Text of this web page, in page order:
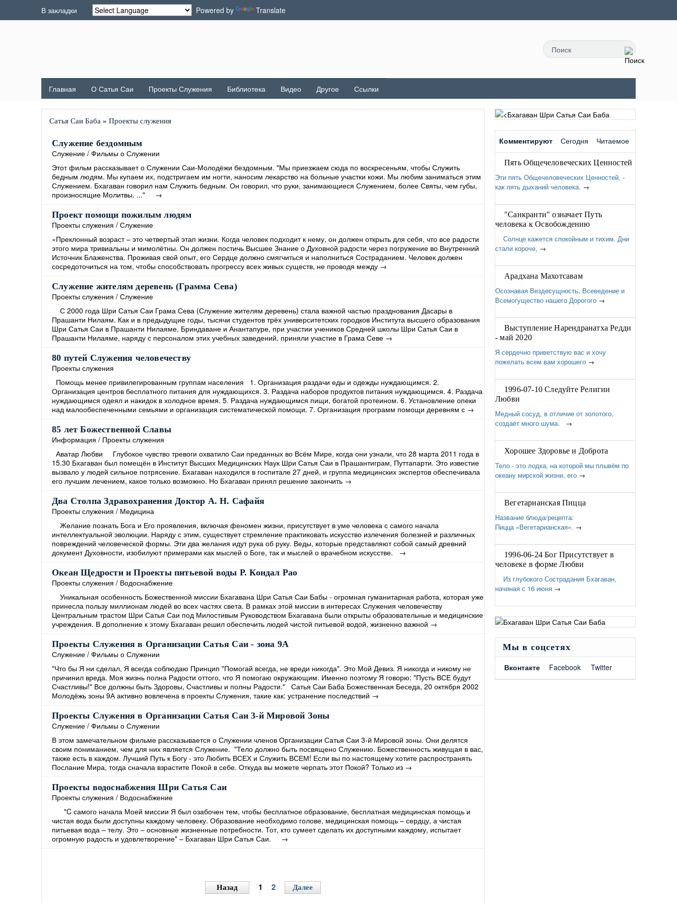
В закладки Powered by Translate
Главная О Сатья Саи Проекты Служения Библиотека Видео Другое Ссылки
Сатья Саи Баба » Проекты служения
Служение бездомным
Служение / Фильмы о Служении
Этот фильм рассказывает о Служении Саи-Молодёжи бездомным. "Мы приезжаем сюда по воскресеньям, чтобы Служить
бедным людям. Мы купаем их, подстригаем им ногти, наносим лекарство на больные участки кожи. Мы любим заниматься этим
Служением. Бхагаван говорил нам Служить бедным. Он говорил, что руки, занимающиеся Служением, более Святы, чем губы,
произносящие Молитвы. ..."
→
Проект помощи пожилым людям
Проекты служения / Служение
«Преклонный возраст – это четвертый этап жизни. Когда человек подходит к нему, он должен открыть для себя, что все радости
этого мира тривиальны и мимолётны. Он должен постичь Высшее Знание о Духовной радости через погружение во Внутренний
Источник Блаженства. Проживая свой опыт, его Сердце должно смягчиться и наполниться Состраданием. Человек должен
сосредоточиться на том, чтобы способствовать прогрессу всех живых существ, не проводя между →
Служение жителям деревень (Грамма Сева)
Проекты служения / Служение
С 2000 года Шри Сатья Саи Грама Сева (Служение жителям деревень) стала важной частью празднования Дасары в
Прашанти Нилаям. Как и в предыдущие годы, тысячи студентов трёх университетских городков Института высшего образования
Шри Сатья Саи в Прашанти Нилаяме, Бриндаване и Анантапуре, при участии учеников Средней школы Шри Сатья Саи в
Прашанти Нилаяме, наряду с персоналом этих учебных заведений, приняли участие в Грама Севе →
80 путей Служения человечеству
Проекты служения
Помощь менее привилегированным группам населения 1. Организация раздачи еды и одежды нуждающимся. 2.
Организация центров бесплатного питания для нуждающихся. 3. Раздача наборов продуктов питания нуждающимся. 4. Раздача
нуждающимся одеял и накидок в холодное время. 5. Раздача нуждающимся пищи, богатой протеином. 6. Установление опеки
над малообеспеченными семьями и организация систематической помощи. 7. Организация программ помощи деревням с →
85 лет Божественной Славы
Информация / Проекты служения
Аватар Любви Глубокое чувство тревоги охватило Саи преданных во Всём Мире, когда они узнали, что 28 марта 2011 года в
15.30 Бхагаван был помещён в Институт Высших Медицинских Наук Шри Сатья Саи в Прашантиграм, Путтапарти. Это известие
вызвало у людей сильное потрясение. Бхагаван находился в госпитале 27 дней, и группа медицинских экспертов обеспечивала
его лучшим лечением, какое только возможно. Но Бхагаван принял решение закончить →
Два Столпа Здравохранения Доктор А. Н. Сафайя
Проекты служения / Медицина
Желание познать Бога и Его проявления, включая феномен жизни, присутствует в уме человека с самого начала
интеллектуальной эволюции. Наряду с этим, существует стремление практиковать искусство излечения болезней и различных
повреждений человеческой формы. Эти два желания идут рука об руку. Веды, которые представляют собой самый древний
документ Духовности, изобилуют примерами как мыслей о Боге, так и мыслей о врачебном искусстве.
→
Океан Щедрости и Проекты питьевой воды Р. Кондал Рао
Проекты служения / Водоснабжение
Уникальная особенность Божественной миссии Бхагавана Шри Сатья Саи Бабы - огромная гуманитарная работа, которая уже
принесла пользу миллионам людей во всех частях света. В рамках этой миссии в интересах Служения человечеству
Центральным трастом Шри Сатья Саи под Милостивым Руководством Бхагавана были открыты образовательные и медицинские
учреждения. В дополнение к этому Бхагаван решил обеспечить людей чистой питьевой водой, жизненно важной →
Проекты Служения в Организации Сатья Саи - зона 9А
Служение / Фильмы о Служении
"Что бы Я ни сделал, Я всегда соблюдаю Принцип "Помогай всегда, не вреди никогда". Это Мой Девиз. Я никогда и никому не
причинил вреда. Моя жизнь полна Радости оттого, что Я помогаю окружающим. Именно поэтому Я говорю: "Пусть ВСЕ будут
Счастливы!" Все должны быть Здоровы, Счастливы и полны Радости." Сатья Саи Баба Божественная Беседа, 20 октября 2002
Молодёжь зоны 9А активно вовлечена в проекты Служения, такие как: устранение последствий →
Проекты Служения в Организации Сатья Саи 3-й Мировой Зоны
Служение / Фильмы о Служении
В этом замечательном фильме рассказывается о Служении членов Организации Сатья Саи 3-й Мировой зоны. Они делятся
своим пониманием, чем для них является Служение. "Тело должно быть посвящено Служению. Божественность живущая в вас,
также есть в каждом. Лучший Путь к Богу - это Любить ВСЕХ и Служить ВСЕМ! Если вы по настоящему хотите распространять
Послание Мира, тогда сначала взрастите Покой в себе. Откуда вы можете черпать этот Покой? Только из →
Проекты водоснабжения Шри Сатья Саи
Проекты служения / Водоснабжение
"C самого начала Моей миссии Я был озабочен тем, чтобы бесплатное образование, бесплатная медицинская помощь и
чистая вода были доступны каждому человеку. Образование необходимо голове, медицинская помощь – сердцу, а чистая
питьевая вода – телу. Это – основные жизненные потребности. Тот, кто сумеет сделать их доступными каждому, испытает
огромную радость и удовлетворение" – Бхагаван Шри Сатья Саи.
→
Назад 1 2 Далее
Комментируют Сегодня Читаемое
Пять Общечеловеческих Ценностей
Эти пять Общечеловеческих Ценностей, -
как пять дыханий человека. →
"Санкранти" означает Путь
человека к Освобождению
Солнце кажется спокойным и тихим. Дни
стали короче, →
Арадхана Махотсавам
Осознавая Вездесущность, Всеведение и
Всемогущество нашего Дорогого →
Выступление Нарендранатха Редди
- май 2020
Я сердечно приветствую вас и хочу
пожелать всем вам хорошего →
1996-07-10 Следуйте Религии
Любви
Медный сосуд, в отличие от золотого,
создаёт много шума.
→
Хорошее Здоровье и Доброта
Тело - это лодка, на которой мы плывём по
океану мирской жизни, его →
Вегетарианская Пицца
Название блюда/рецепта:
Пицца «Вегетарианская». →
1996-06-24 Бог Присутствует в
человеке в форме Любви
Из глубокого Сострадания Бхагаван,
начиная с 16 июня →
Мы в соцсетях
Вконтакте
Facebook Twitter